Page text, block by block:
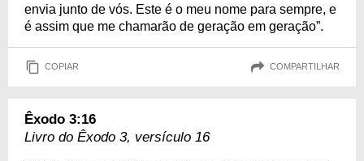
envia junto de vós. Este é o meu nome para sempre, e
é assim que me chamarão de geração em geração”.
COPIAR COMPARTILHAR
Êxodo 3:16
Livro do Êxodo 3, versículo 16